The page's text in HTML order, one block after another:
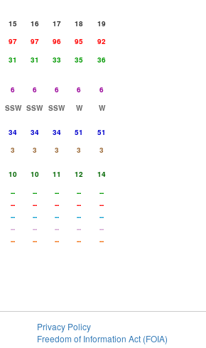
15 16 17 18
19
97 97 96 95
92
31 31 33 35
36
6 6 6 6
6
SSW SSW SSW W
W
34 34 34 51
51
3 3 3 3
3
10 10 11 12
14
-- -- -- --
--
-- -- -- --
--
-- -- -- --
--
-- -- -- --
--
-- -- -- -- --
Privacy Policy
Freedom of Information Act (FOIA)